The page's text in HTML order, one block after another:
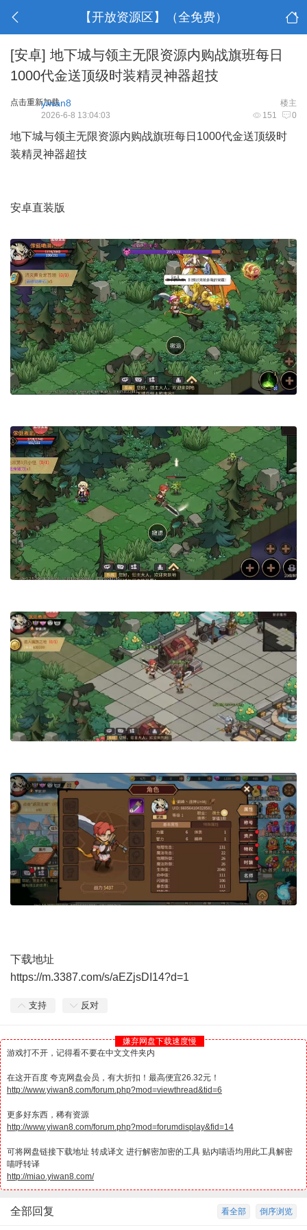
【开放资源区】（全免费）
[安卓] 地下城与领主无限资源内购战旗班每日
1000代金送顶级时装精灵神器超技
点击重新加载 楼主
yiwan8
151 0
2026-6-8 13:04:03
地下城与领主无限资源内购战旗班每日1000代金送顶级时
装精灵神器超技
安卓直装版
下载地址
https://m.3387.com/s/aEZjsDI14?d=1
支持 反对
嫌弃网盘下载速度慢
游戏打不开，记得看不要在中文文件夹内
在这开百度 夸克网盘会员，有大折扣！最高便宜26.32元！
http://www.yiwan8.com/forum.php?mod=viewthread&tid=6
更多好东西，稀有资源
http://www.yiwan8.com/forum.php?mod=forumdisplay&fid=14
可将网盘链接下载地址 转成译文 进行解密加密的工具 贴内喵语均用此工具解密
喵呼转译
http://miao.yiwan8.com/
倒序浏览
看全部
全部回复